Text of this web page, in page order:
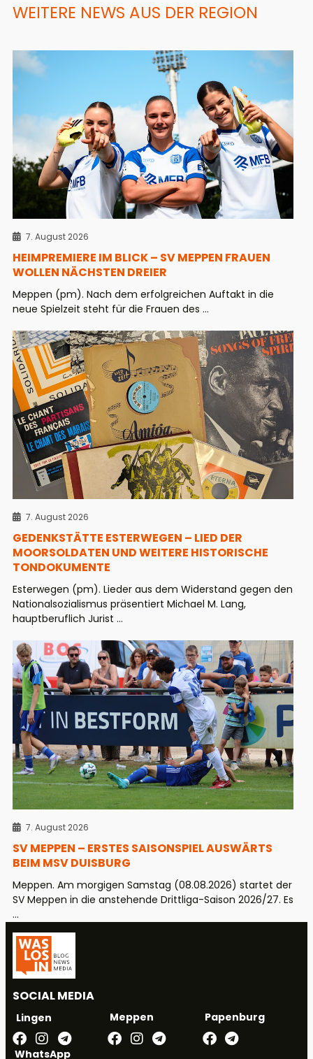
WEITERE NEWS AUS DER REGION
7. August 2026
HEIMPREMIERE IM BLICK – SV MEPPEN FRAUEN
WOLLEN NÄCHSTEN DREIER
Meppen (pm). Nach dem erfolgreichen Auftakt in die
neue Spielzeit steht für die Frauen des ...
7. August 2026
GEDENKSTÄTTE ESTERWEGEN – LIED DER
MOORSOLDATEN UND WEITERE HISTORISCHE
TONDOKUMENTE
Esterwegen (pm). Lieder aus dem Widerstand gegen den
Nationalsozialismus präsentiert Michael M. Lang,
hauptberuflich Jurist ...
7. August 2026
SV MEPPEN – ERSTES SAISONSPIEL AUSWÄRTS
BEIM MSV DUISBURG
Meppen. Am morgigen Samstag (08.08.2026) startet der
SV Meppen in die anstehende Drittliga-Saison 2026/27. Es
...
SOCIAL MEDIA
Lingen Meppen Papenburg
WhatsApp